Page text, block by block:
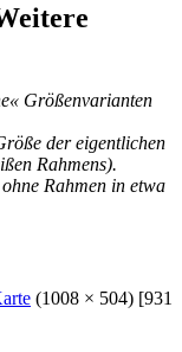
Größenvarianten
der eigentlichen
Rahmens).
Rahmen in etwa
(1008 × 504) [931